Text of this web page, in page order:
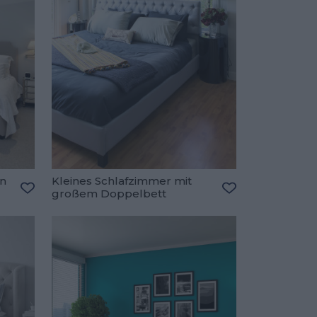
Zu den Favoriten hinzufügen
Kleines Schlafzimmer mit
großem Doppelbett